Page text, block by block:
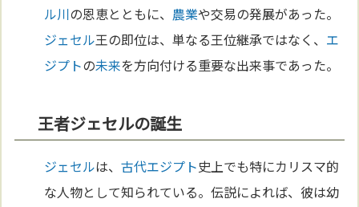
ル川の恩恵とともに、 農業や交易の発展があった。
ジェセル王の即位は、単なる王位継承ではなく、 エ
ジプトの未来を方向付ける重要な出来事であった。
王者ジェセルの誕生
ジェセルは、古代エジプト史上でも特にカリスマ的
な人物として知られている。伝説によれば、彼は幼